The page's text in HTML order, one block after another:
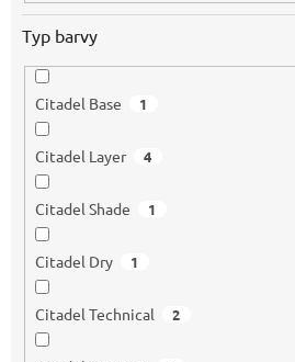
Typ barvy
Citadel Base 1
Citadel Layer 4
Citadel Shade 1
Citadel Dry 1
Citadel Technical 2